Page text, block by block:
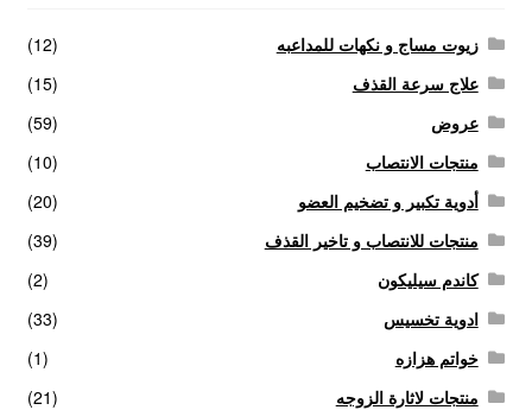
زيوت مساج و نكهات للمداعبه
(12)
علاج سرعة القذف
(15)
عروض
(59)
منتجات الانتصاب
(10)
أدوية تكبير و تضخيم العضو
(20)
منتجات للانتصاب و تاخير القذف
(39)
كاندم سيليكون
(2)
ادوية تخسيس
(33)
خواتم هزازه
(1)
منتجات لاثارة الزوجه
(21)